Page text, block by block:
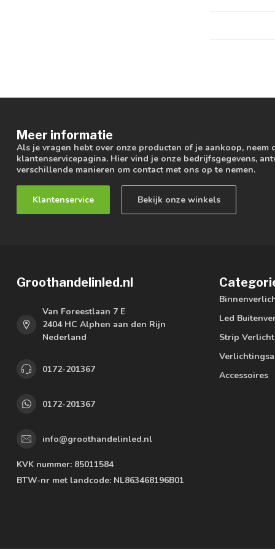
Meer informatie
Als je vragen hebt over onze producten of je aankoop, neem
klantenservicepagina. Hier vind je onze bedrijfsgegevens,
verschillende manieren om contact met ons op te nemen.
Klantenservice Bekijk onze winkels
Groothandelinled.nl
Van Foreestlaan 7 E
2404 HC Alphen aan den Rijn
Nederland
0172-201367
0172-201367
info@groothandelinled.nl
KVK nummer: 85011584
BTW-nr met landcode: NL863468196B01
Led
Strip
Accessoires